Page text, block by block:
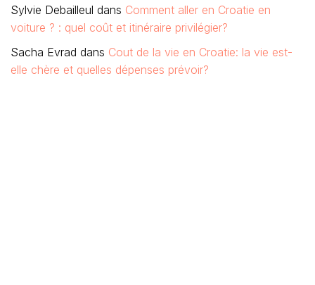
Sylvie Debailleul dans Comment aller en Croatie en
voiture ? : quel coût et itinéraire privilégier?
Sacha Evrad dans Cout de la vie en Croatie: la vie est-
elle chère et quelles dépenses prévoir?